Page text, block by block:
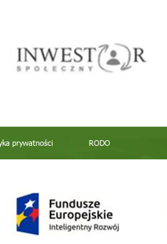
prywatności RODO